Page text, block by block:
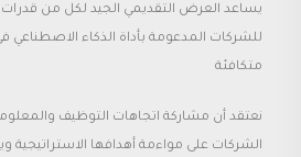
يساعد العرض التقديمي الجيد لكل من قدرات
للشركات المدعومة بأداة الذكاء
متكافئة
نعتقد أن مشاركة اتجاهات التوظيف
الشركات على مواءمة أهدافها الاستراتيجية